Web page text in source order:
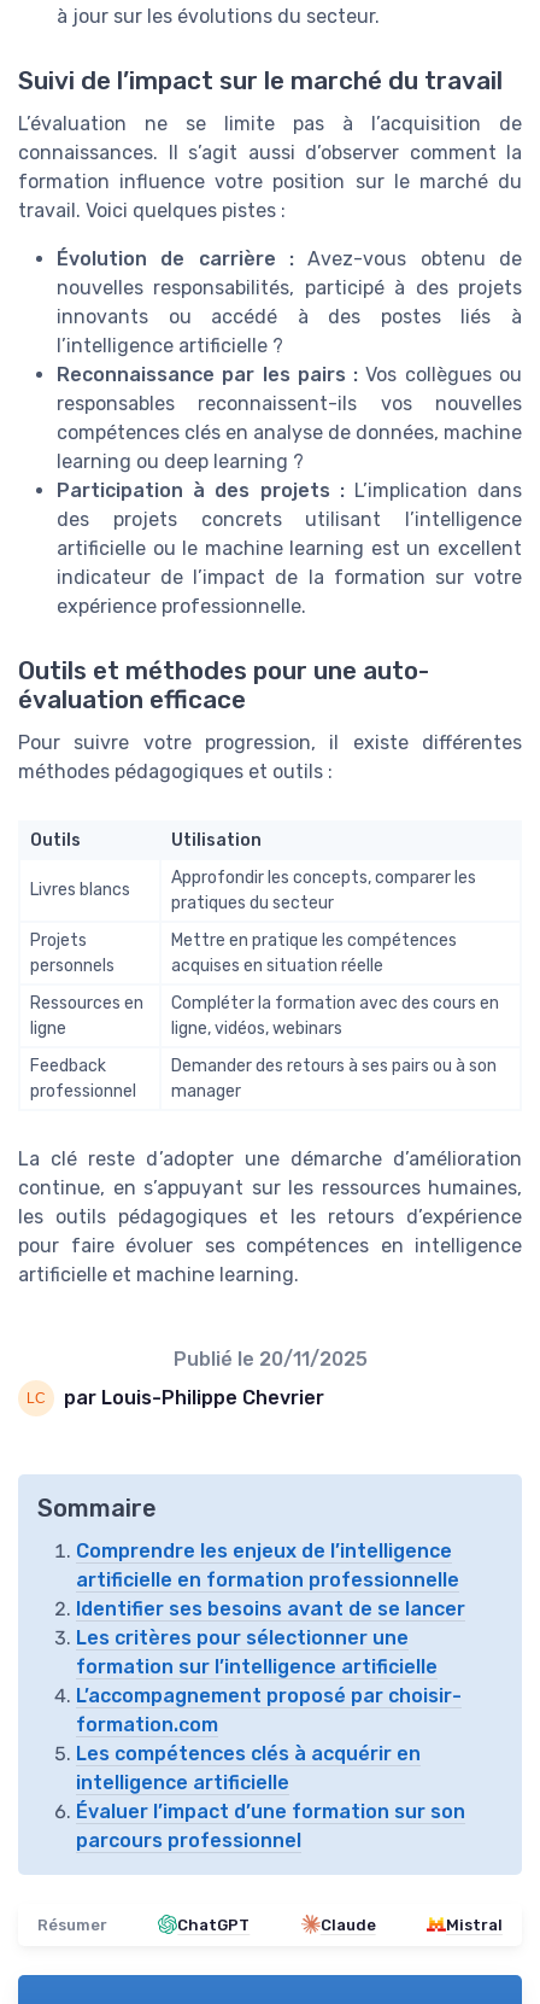
à jour sur les évolutions du secteur.
Suivi de l’impact sur le marché du travail
L’évaluation ne se limite pas à l’acquisition de
connaissances. Il s’agit aussi d’observer comment la
formation influence votre position sur le marché du
travail. Voici quelques pistes :
Évolution de carrière : Avez-vous obtenu de
nouvelles responsabilités, participé à des projets
innovants ou accédé à des postes liés à
l’intelligence artificielle ?
Reconnaissance par les pairs : Vos collègues ou
responsables reconnaissent-ils vos nouvelles
compétences clés en analyse de données, machine
learning ou deep learning ?
Participation à des projets :L’implication dans
des projets concrets utilisant l’intelligence
artificielle ou le machine learning est un excellent
indicateur de l’impact de la formation sur votre
expérience professionnelle.
Outils et méthodes pour une auto-
évaluation efficace
Pour suivre votre progression, il existe différentes
méthodes pédagogiques et outils :
Outils Utilisation
Livres blancs
Approfondir les concepts, comparer les
pratiques du secteur
Projets
personnels
Mettre en pratique les compétences
acquises en situation réelle
Ressources en
ligne
Compléter la formation avec des cours en
ligne, vidéos, webinars
Feedback
professionnel
Demander des retours à ses pairs ou à son
manager
La clé reste d’adopter une démarche d’amélioration
continue, en s’appuyant sur les ressources humaines,
les outils pédagogiques et les retours d’expérience
pour faire évoluer ses compétences en intelligence
artificielle et machine learning.
Publié le 20/11/2025
par Louis-Philippe Chevrier
Sommaire
Comprendre les enjeux de l’intelligence
artificielle en formation professionnelle
Identifier ses besoins avant de se lancer
Les critères pour sélectionner une
formation sur l’intelligence artificielle
L’accompagnement proposé par choisir-
formation.com
Les compétences clés à acquérir en
intelligence artificielle
Évaluer l’impact d’une formation sur son
parcours professionnel
Résumer ChatGPT Claude Mistral